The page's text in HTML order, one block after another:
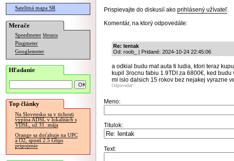
Satelitná mapa SR
Merače
Speedmeter Merania
Pingmeter
Googlemeter
Hľadanie
Top články
Na Slovensku sa v tichosti
vypína ADSL v lokalitách s
VDSL, už 31. mája
Orange sa doťahuje na UPC
a O2, spustí 2.5 Gbps
pripojenie
Prispievajte do diskusií ako prihlásený užívateľ.
Komentár, na ktorý odpovedáte:
Re: lentak
Od: roob_ | Pridané: 2024-10-24 22:45:06
a odkial budu mat auta ti ludia, ktori teraz
kupil 3rocnu fabiu 1.9TDI za 6800€, ked
mi islo dalsich 15 rokov bez nejakej vyrazne
Odpovedať
Meno:
Titulok:
Text: